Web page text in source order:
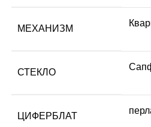
МЕХАНИЗМ
СТЕКЛО
ЦИФЕРБЛАТ